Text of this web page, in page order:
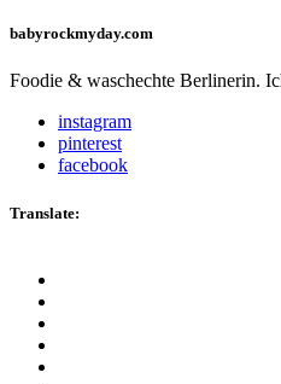
babyrockmyday.com
Foodie & waschechte Berlinerin.
instagram
pinterest
facebook
Translate: